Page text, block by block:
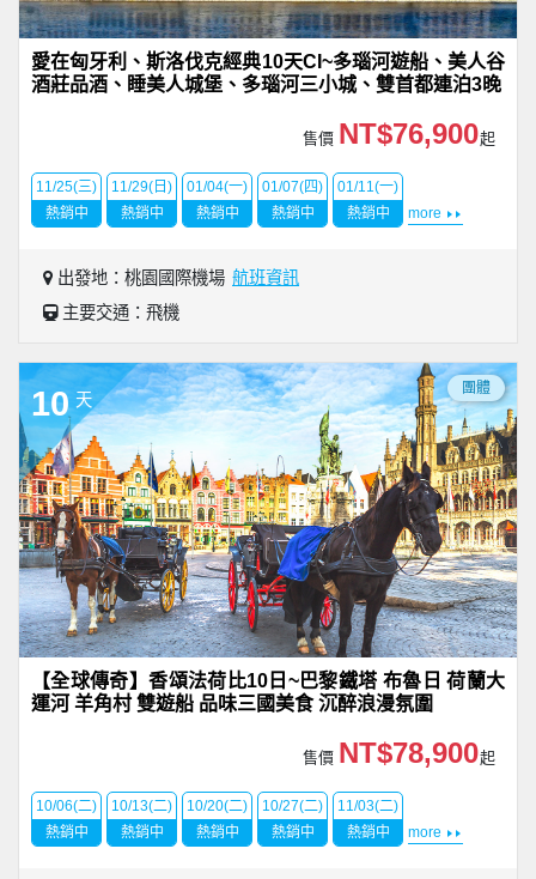
愛在匈牙利、斯洛伐克經典10天CI~多瑙河遊船、美人谷
酒莊品酒、睡美人城堡、多瑙河三小城、雙首都連泊3晚
售價 NT$76,900起
11/25(三)
熱銷中
11/29(日)
熱銷中
01/04(一)
熱銷中
01/07(四)
熱銷中
01/11(一)
熱銷中
more
出發地：桃園國際機場 航班資訊
主要交通：飛機
10 天
團體
【全球傳奇】香頌法荷比10日~巴黎鐵塔 布魯日 荷蘭大
運河 羊角村 雙遊船 品味三國美食 沉醉浪漫氛圍
售價 NT$78,900起
10/06(二)
熱銷中
10/13(二)
熱銷中
10/20(二)
熱銷中
10/27(二)
熱銷中
11/03(二)
熱銷中
more